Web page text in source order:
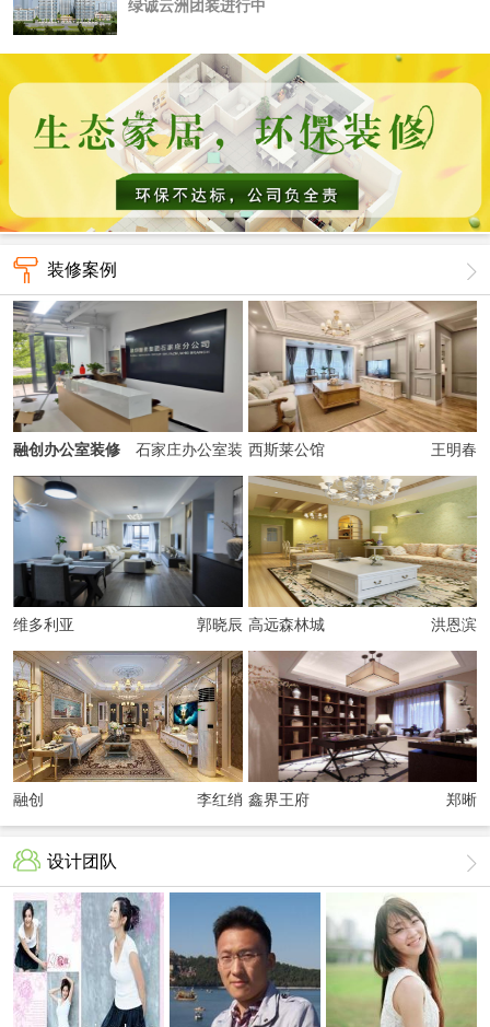
绿诚云洲团装进行中
装修案例
融创办公室装修
石家庄办公室装
修、经理室装修
西斯莱公馆 王明春
维多利亚 郭晓辰 高远森林城 洪恩滨
融创 李红绡 鑫界王府 郑晰
设计团队